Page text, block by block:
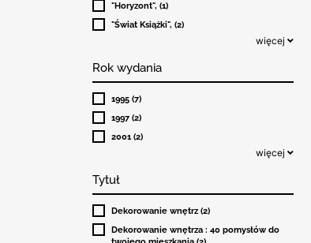
"Horyzont", (1)
"Świat Książki", (2)
więcej
Rok wydania
1995 (7)
1997 (2)
2001 (2)
więcej
Tytuł
Dekorowanie wnętrz (2)
Dekorowanie wnętrza : 40 pomysłów do